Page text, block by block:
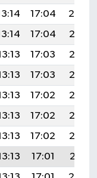
17:04
20:19
17:04
20:18
17:03
20:17
17:03
20:16
17:02
20:15
17:02
20:13
17:02
20:12
17:01
20:11